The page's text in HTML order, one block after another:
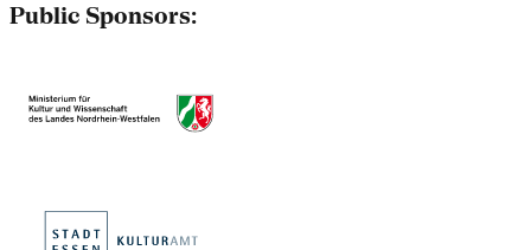
Public Sponsors: